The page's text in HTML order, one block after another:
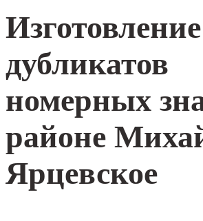
Изготовление
дубликатов
номерных
районе
Ярцевское